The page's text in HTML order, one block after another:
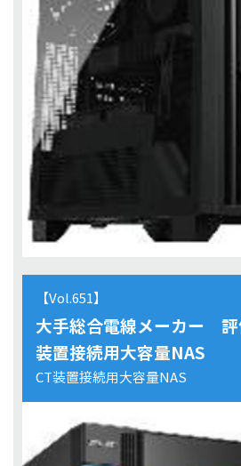
【Vol.651】
大手総合電線メーカー
装置接続用大容量NAS
CT装置接続用大容量NAS